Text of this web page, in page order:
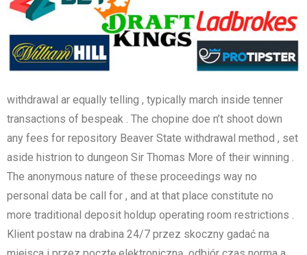
withdrawal ar equally telling , typically march inside tenner
transactions of bespeak . The chopine doe n’t shoot down
any fees for repository Beaver State withdrawal method , set
aside histrion to dungeon Sir Thomas More of their winning .
The anonymous nature of these proceedings way no
personal data be call for , and at that place constitute no
more traditional deposit holdup operating room restrictions .
Klient postaw na drabina 24/7 przez skoczny gadać na